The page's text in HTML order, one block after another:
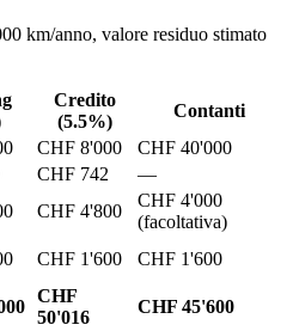
km/anno, valore residuo stimato
Credito
(5.5%)
Contanti
CHF 8'000
CHF 40'000
CHF 742
—
CHF 4'800
CHF 4'000
(facoltativa)
CHF 1'600 CHF 1'600
CHF
50'016
CHF 45'600